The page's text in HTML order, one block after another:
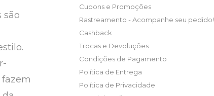
são
fazem
Cupons e Promoções
Rastreamento - Acompanhe seu pedido!
Cashback
Trocas e Devoluções
Condições de Pagamento
Política de Entrega
Política de Privacidade